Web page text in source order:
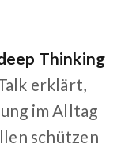
Thinking
erklärt,
im Alltag
schützen